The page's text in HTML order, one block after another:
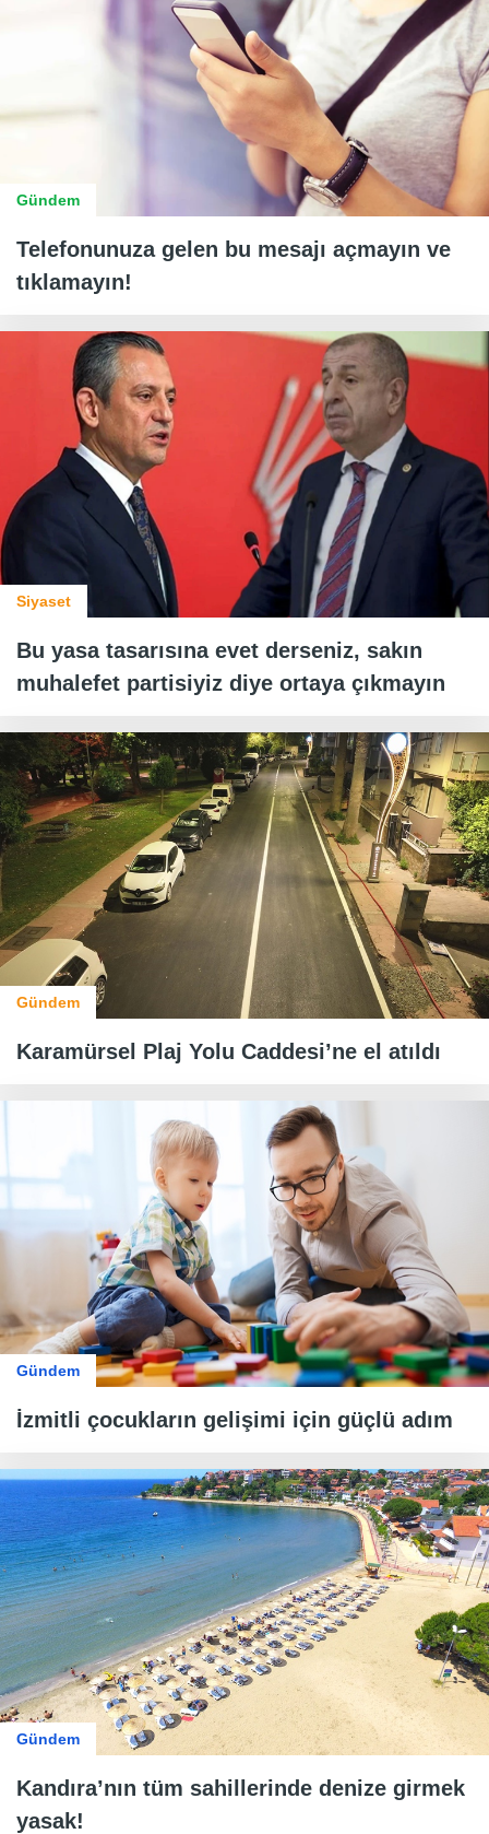
Gündem
Telefonunuza gelen bu mesajı açmayın ve
tıklamayın!
Siyaset
Bu yasa tasarısına evet derseniz, sakın
muhalefet partisiyiz diye ortaya çıkmayın
Gündem
Karamürsel Plaj Yolu Caddesi’ne el atıldı
Gündem
İzmitli çocukların gelişimi için güçlü adım
Gündem
Kandıra’nın tüm sahillerinde denize girmek
yasak!